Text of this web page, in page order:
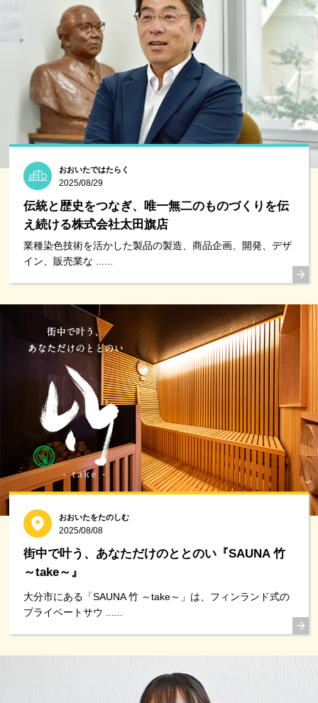
おおいたではたらく
2025/08/29
伝統と歴史をつなぎ、唯一無二のものづくりを伝
え続ける株式会社太田旗店
業種染色技術を活かした製品の製造、商品企画、開発、デザ
イン、販売業な ......
おおいたをたのしむ
2025/08/08
街中で叶う、あなただけのととのい『SAUNA 竹
～take～』
大分市にある「SAUNA 竹 ～take～」は、フィンランド式の
プライベートサウ ......